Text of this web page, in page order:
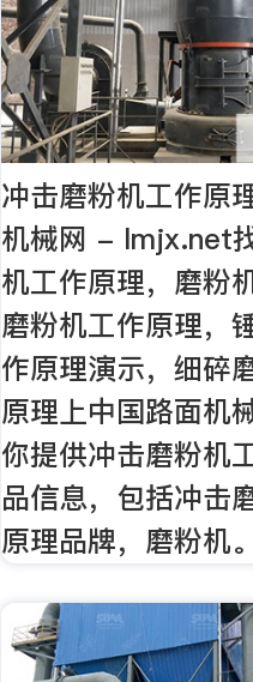
冲击磨粉机工作原
机械网 - lmjx.net
机工作原理，磨粉
磨粉机工作原理，
作原理演示，细碎
原理上中国路面机
你提供冲击磨粉机
品信息，包括冲击
原理品牌，磨粉机。